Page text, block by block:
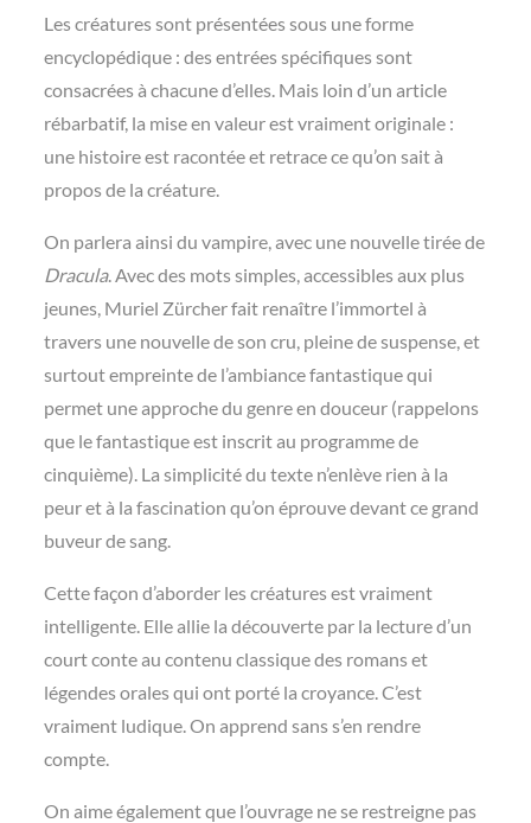
Les créatures sont présentées sous une forme
encyclopédique : des entrées spécifiques sont
consacrées à chacune d’elles. Mais loin d’un article
rébarbatif, la mise en valeur est vraiment originale :
une histoire est racontée et retrace ce qu’on sait à
propos de la créature.
On parlera ainsi du vampire, avec une nouvelle tirée de
Dracula. Avec des mots simples, accessibles aux plus
jeunes, Muriel Zürcher fait renaître l’immortel à
travers une nouvelle de son cru, pleine de suspense, et
surtout empreinte de l’ambiance fantastique qui
permet une approche du genre en douceur (rappelons
que le fantastique est inscrit au programme de
cinquième). La simplicité du texte n’enlève rien à la
peur et à la fascination qu’on éprouve devant ce grand
buveur de sang.
Cette façon d’aborder les créatures est vraiment
intelligente. Elle allie la découverte par la lecture d’un
court conte au contenu classique des romans et
légendes orales qui ont porté la croyance. C’est
vraiment ludique. On apprend sans s’en rendre
compte.
On aime également que l’ouvrage ne se restreigne pas